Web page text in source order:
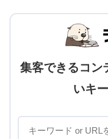
集客できるコン
いキ